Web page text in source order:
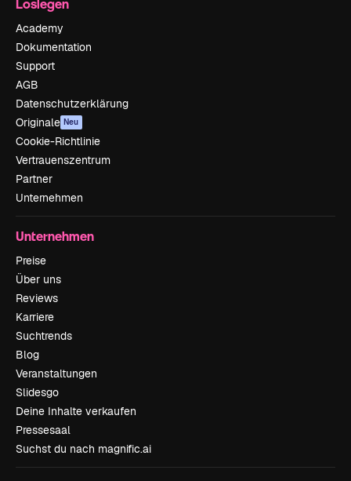
Loslegen
Academy
Dokumentation
Support
AGB
Datenschutzerklärung
Originale Neu
Cookie-Richtlinie
Vertrauenszentrum
Partner
Unternehmen
Unternehmen
Preise
Über uns
Reviews
Karriere
Suchtrends
Blog
Veranstaltungen
Slidesgo
Deine Inhalte verkaufen
Pressesaal
Suchst du nach magnific.ai